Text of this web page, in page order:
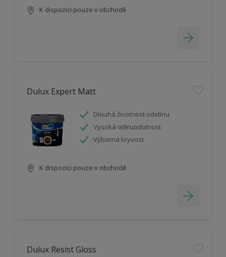
K dispozici pouze v obchodě
Dulux Expert Matt
Dlouhá životnost odstínu
Vysoká otěruodolnost
Výborná kryvost
K dispozici pouze v obchodě
Dulux Resist Gloss